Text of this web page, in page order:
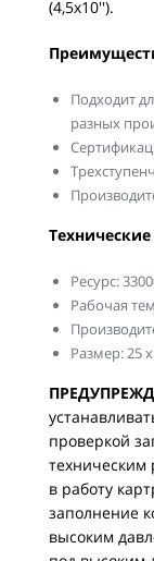
(4,5х10'').
Подходит
разных
Ресурс:
Рабочая
Размер: 25
проверкой
в работу
заполнение
высоким